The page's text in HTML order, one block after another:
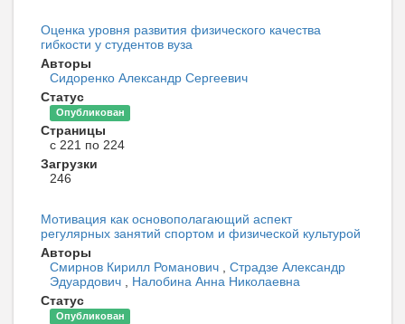
Оценка уровня развития физического качества
гибкости у студентов вуза
Авторы
Сидоренко Александр Сергеевич
Статус
Опубликован
Страницы
с 221 по 224
Загрузки
246
Мотивация как основополагающий аспект
регулярных занятий спортом и физической культурой
Авторы
Смирнов Кирилл Романович , Страдзе Александр
Эдуардович , Налобина Анна Николаевна
Статус
Опубликован